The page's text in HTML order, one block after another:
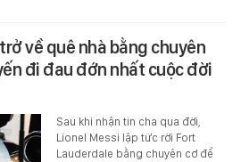
về quê nhà bằng chuyên
đi đau đớn nhất cuộc đời
Sau khi nhận tin cha qua đời,
Lionel Messi lập tức rời Fort
Lauderdale bằng chuyên cơ để